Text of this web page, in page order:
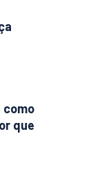
como
que